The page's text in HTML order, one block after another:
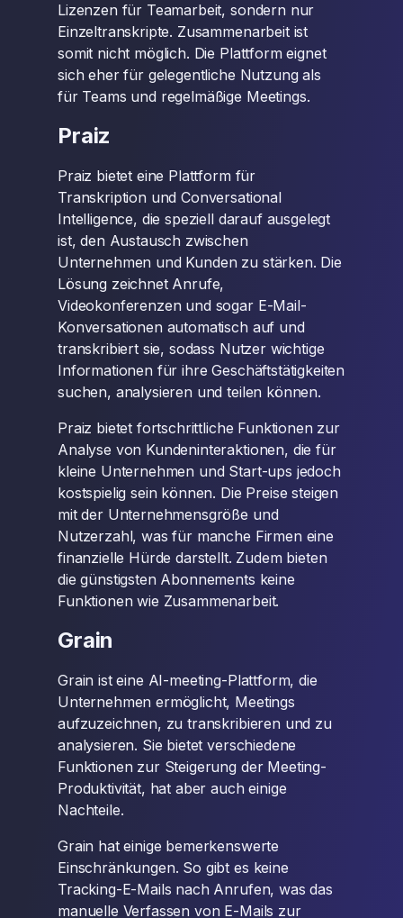
Lizenzen für Teamarbeit, sondern nur
Einzeltranskripte. Zusammenarbeit ist
somit nicht möglich. Die Plattform eignet
sich eher für gelegentliche Nutzung als
für Teams und regelmäßige Meetings.
Praiz
Praiz bietet eine Plattform für
Transkription und Conversational
Intelligence, die speziell darauf ausgelegt
ist, den Austausch zwischen
Unternehmen und Kunden zu stärken. Die
Lösung zeichnet Anrufe,
Videokonferenzen und sogar E-Mail-
Konversationen automatisch auf und
transkribiert sie, sodass Nutzer wichtige
Informationen für ihre Geschäftstätigkeiten
suchen, analysieren und teilen können.
Praiz bietet fortschrittliche Funktionen zur
Analyse von Kundeninteraktionen, die für
kleine Unternehmen und Start-ups jedoch
kostspielig sein können. Die Preise steigen
mit der Unternehmensgröße und
Nutzerzahl, was für manche Firmen eine
finanzielle Hürde darstellt. Zudem bieten
die günstigsten Abonnements keine
Funktionen wie Zusammenarbeit.
Grain
Grain ist eine AI-meeting-Plattform, die
Unternehmen ermöglicht, Meetings
aufzuzeichnen, zu transkribieren und zu
analysieren. Sie bietet verschiedene
Funktionen zur Steigerung der Meeting-
Produktivität, hat aber auch einige
Nachteile.
Grain hat einige bemerkenswerte
Einschränkungen. So gibt es keine
Tracking-E-Mails nach Anrufen, was das
manuelle Verfassen von E-Mails zur